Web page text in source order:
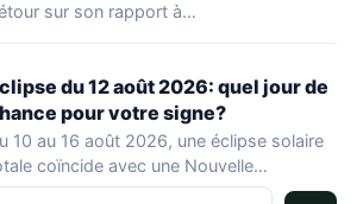
sur son rapport à…
du 12 août 2026: quel jour de
pour votre signe?
10 au 16 août 2026, une éclipse solaire
coïncide avec une Nouvelle…